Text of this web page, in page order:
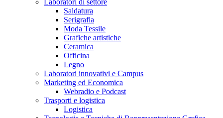
Saldatura
Serigrafia
Moda Tessile
Grafiche artistiche
Ceramica
Officina
Legno
Laboratori innovativi e Campus
Marketing ed Economica
Webradio e Podcast
Trasporti e logistica
Logistica